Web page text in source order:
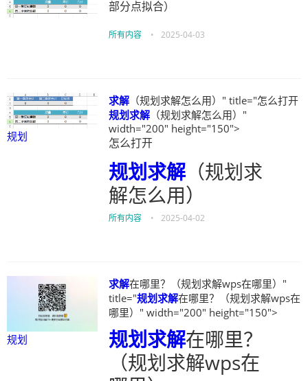
部分点拟合）
所有内容 • 2025-04-03
规划
求解 （规划求解怎么用）" title="怎么打开
规划求解 （规划求解怎么用）"
width="200" height="150">
怎么打开
规划求解（规划求
解怎么用）
所有内容 • 2025-04-02
规划
求解在哪里？（规划求解wps在哪里）"
title="规划求解在哪里？（规划求解wps在
哪里）" width="200" height="150">
规划求解在哪里？
（规划求解wps在